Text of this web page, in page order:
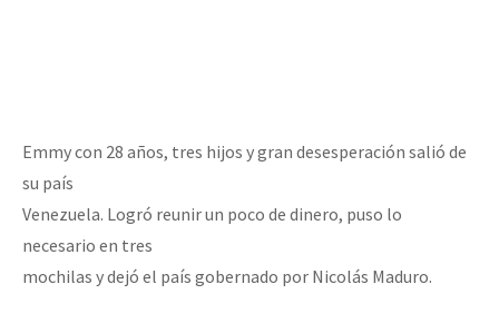
Emmy con 28 años, tres hijos y gran desesperación salió de
su país
Venezuela. Logró reunir un poco de dinero, puso lo
necesario en tres
mochilas y dejó el país gobernado por Nicolás Maduro.